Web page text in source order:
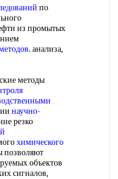
по
из промытых
. анализа,
методы
научно-
резко
химического
позволяют
объектов
сигналов,